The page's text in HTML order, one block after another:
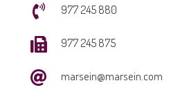
977 245 880
977 245 875
marsein@marsein.com